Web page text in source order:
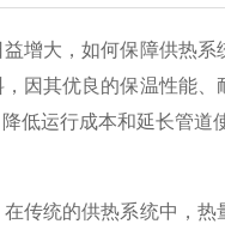
大，如何保障供热系
因其优良的保温性能
低运行成本和延长管道
传统的供热系统中，